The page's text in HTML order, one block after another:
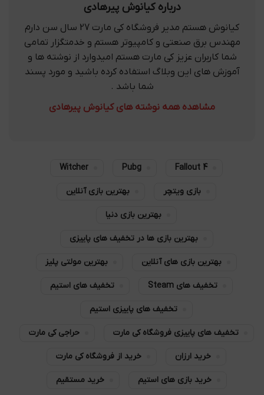
درباره کیانوش پیرهادی
کیانوش هستم مدیر فروشگاه کی مارت 27 سال سن دارم
مهندس برق صنعتی و کامپیوتر هستم و خدمتگزار تمامی
شما کاربران عزیز کی مارت هستم امیدوارد از نوشته ها و
آموزش های این وبلاگ استفاده کرده باشید و مورد پسند
شما باشد .
مشاهده همه نوشته های کیانوش پیرهادی
Fallout 4
Pubg
Witcher
بازی ویتچر بهترین بازی آنلاین
بهترین بازی دنیا
بهترین بازی ها در تخفیف های پاییزی
بهترین بازی های آنلاین بهترین مولتی پلیز
تخفیف های Steam تخفیف های استیم
تخفیف های پاییزی استیم
تخفیف های پاییزی فروشگاه کی مارت حراجی کی مارت
خرید ارزان خرید از فروشگاه کی مارت
خرید بازی های استیم خرید مستقیم